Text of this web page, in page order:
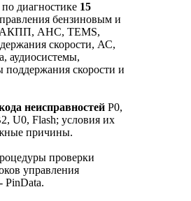
диагностике 15
бензиновым и
АКПП, АНС, TEMS,
скорости, АС,
аудиосистемы,
поддержания скорости и
неисправностей P0,
U0, Flash; условия их
причины.
проверки
управления
PinData.